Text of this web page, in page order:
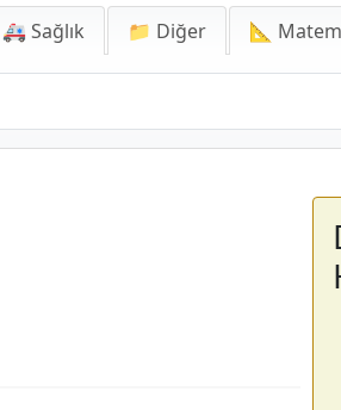
🚑 Sağlık 📁 Diğer 📐